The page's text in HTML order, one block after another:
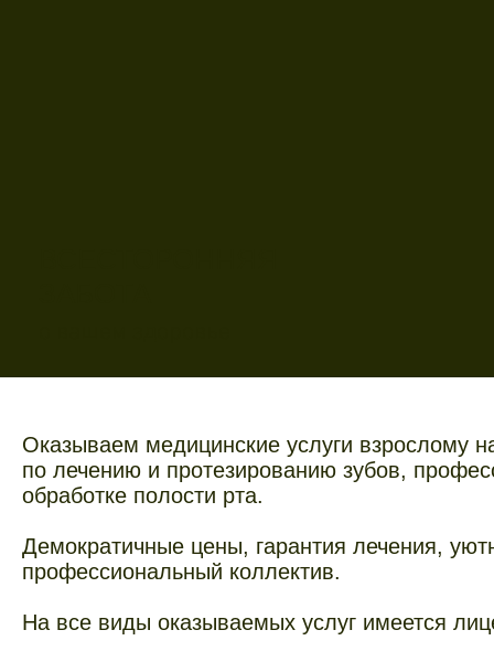
Оказываем медицинские услуги взрослому
по лечению и протезированию зубов,
обработке полости рта.
Демократичные цены, гарантия лечения,
профессиональный коллектив.
На все виды оказываемых услуг имеется